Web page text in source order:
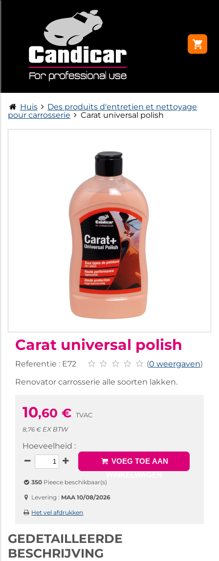
Huis
Des produits d'entretien et nettoyage
pour carrosserie
Carat universal polish
Carat universal polish
Referentie : E72 (0 weergaven)
Renovator carrosserie alle soorten lakken.
10,60 € TVAC
8,76 € EX BTW
Hoeveelheid :
VOEG TOE AAN
350 Pieece beschikbaar(s)
Levering : MAA 10/08/2026
Het vel afdrukken
GEDETAILLEERDE
BESCHRIJVING